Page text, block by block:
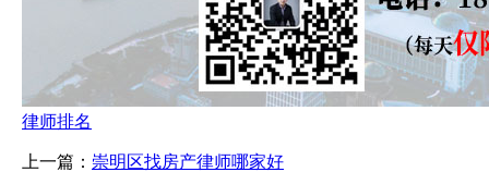
律师排名
上一篇： 崇明区找房产律师哪家好